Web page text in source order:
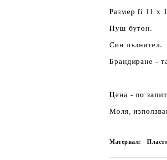
Размер fi 11 х
Пуш бутон.
Син пълнител.
Брандиране -
Цена - по
Моля,
Материал: